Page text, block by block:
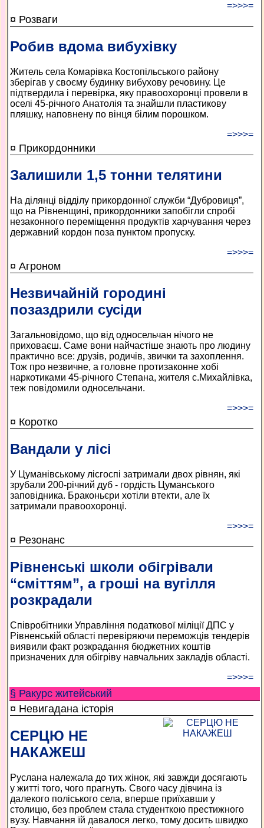
=>>>=
¤ Розваги
Робив вдома вибухівку
Житель села Комарівка Костопільського району
зберігав у своєму будинку вибухову речовину. Це
підтвердила і перевірка, яку правоохоронці провели в
оселі 45-річного Анатолія та знайшли пластикову
пляшку, наповнену по вінця білим порошком.
=>>>=
¤ Прикордонники
Залишили 1,5 тонни телятини
На ділянці відділу прикордонної служби “Дубровиця”,
що на Рівненщині, прикордонники запобігли спробі
незаконного переміщення продуктів харчування через
державний кордон поза пунктом пропуску.
=>>>=
¤ Агроном
Незвичайній городині
позаздрили сусіди
Загальновідомо, що від односельчан нічого не
приховаєш. Саме вони найчастіше знають про людину
практично все: друзів, родичів, звички та захоплення.
Тож про незвичне, а головне протизаконне хобі
наркотиками 45-річного Степана, жителя с.Михайлівка,
теж повідомили односельчани.
=>>>=
¤ Коротко
Вандали у лісі
У Цуманівському лісгоспі затримали двох рівнян, які
зрубали 200-річний дуб - гордість Цуманського
заповідника. Браконьєри хотіли втекти, але їх
затримали правоохоронці.
=>>>=
¤ Резонанс
Рівненські школи обігрівали
“сміттям”, а гроші на вугілля
розкрадали
Співробітники Управління податкової міліції ДПС у
Рівненській області перевіряючи переможців тендерів
виявили факт розкрадання бюджетних коштів
призначених для обігріву навчальних закладів області.
=>>>=
§ Ракурс житейський
¤ Невигадана історія
СЕРЦЮ НЕ
НАКАЖЕШ
Руслана належала до тих жінок, які завжди досягають
у житті того, чого прагнуть. Свого часу дівчина із
далекого поліського села, вперше приїхавши у
столицю, без проблем стала студенткою престижного
вузу. Навчання їй давалося легко, тому досить швидко